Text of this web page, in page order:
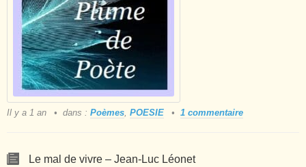
Il y a 1 an dans : Poèmes POESIE 1 commentaire
Le mal de vivre – Jean-Luc Léonet